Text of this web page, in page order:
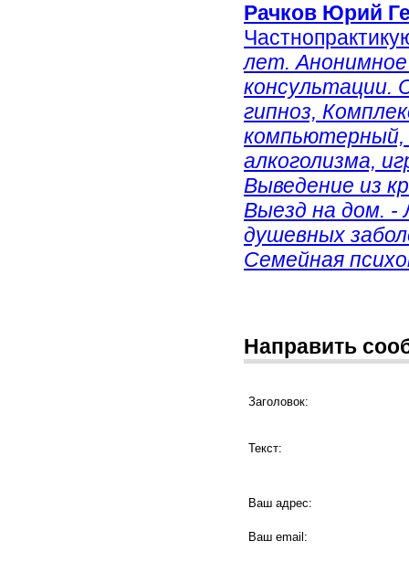
Рачков Юрий
лет. Анонимное
консультации.
гипноз,
компьютерный,
алкоголизма,
Выведение из
Выезд на дом. -
душевных
Семейная
Направить
Заголовок:
Текст:
Ваш адрес:
Ваш email: